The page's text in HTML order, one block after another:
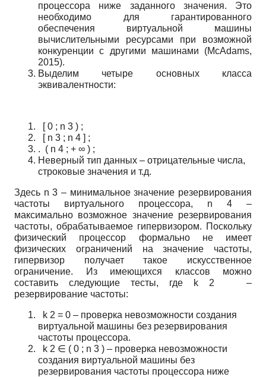
процессора ниже заданного значения. Это
необходимо для гарантированного
обеспечения виртуальной машины
вычислительными ресурсами при возможной
конкуренции с другими машинами (McAdams,
2015).
Выделим четыре основных класса
эквивалентности:
[ 0 ; n 3 ) ;
[ n 3 ; n 4 ] ;
. ( n 4 ; + ∞ ) ;
Неверный тип данных – отрицательные числа,
строковые значения и т.д.
Здесь n 3 – минимальное значение резервирования
частоты виртуального процессора, n 4
–
максимально возможное значение резервирования
частоты, обрабатываемое гипервизором. Поскольку
физический процессор формально не имеет
физических ограничений на значение частоты,
гипервизор получает такое искусственное
ограничение. Из имеющихся классов можно
составить следующие тесты, где
k 2
–
резервирование частоты:
k 2 = 0 – проверка невозможности создания
виртуальной машины без резервирования
частоты процессора.
k 2 ∈ ( 0 ; n 3 ) – проверка невозможности
создания виртуальной машины без
резервирования частоты процессора ниже